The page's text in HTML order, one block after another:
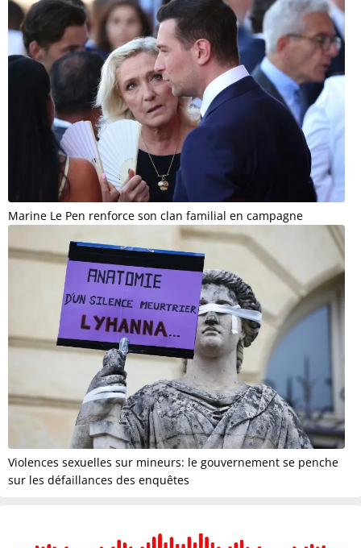
Marine Le Pen renforce son clan familial en campagne
Violences sexuelles sur mineurs: le gouvernement se penche
sur les défaillances des enquêtes